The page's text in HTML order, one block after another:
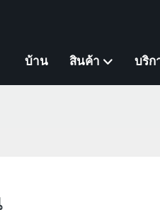
บ้าน สินค้า บริก